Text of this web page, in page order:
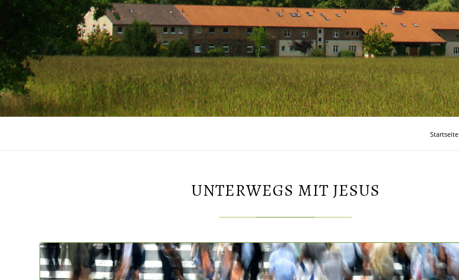
Startseite
UNTERWEGS MIT JESUS